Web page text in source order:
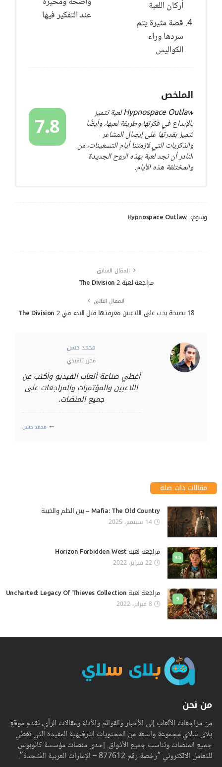
أركان اللعبة
قصة مثيرة يتم
سردها وراء
الكواليس
عند التفكير فيها
الملخص
7.8
Hypnospace Outlaw لعبة تتميز
بالإبداع في فكرتها وطريقة لعبها، وأيضًا
تتميز بقدرتها على إيصال المشاعر
والذكريات التي لازمتنا أيام التسعينات، من
النادر أن نجد لعبة بهذه الروح الجديدة
والمختلفة هذه الأيام.
وسوم: Hypnospace Outlaw
المقال السابق
مراجعة لعبة The Division 2
المقال التالي
18 نصيحة يجب على اللاعبين معرفتها قبل البدء في The Division 2
محمد حسن
محرر تنفيذي
أغطي صناعة ألعاب الفيديو وأكتب عن
اللاعبين والمؤتمرات والمراجعات على
جميع المنصّات.
محمد حسن
مقالات ذات صلة
Mafia: The Old Country – بين الحلم والخيبة
14 سبتمبر، 2025
9.5 مراجعة لعبة Horizon Forbidden West
22 فبراير، 2022
9 مراجعة لعبة Uncharted: Legacy Of Thieves Collection
8 فبراير، 2022
من نحن
من مراجعات الألعاب إلى الأخبار والقوائم والأدلة ومقالات الرأي، يُقدم موقع
بلاى سلاي مجموعة واسعة من المحتويات الترفيهية المفيدة التي تغطي
جميع المنصات وتناسب جميع الأذواق. إحدى منصات مؤسسة كانوبوس
للتعامل الالكتروني “رخصة رقم 877612 – الإمارات العربية المُتحدة”.